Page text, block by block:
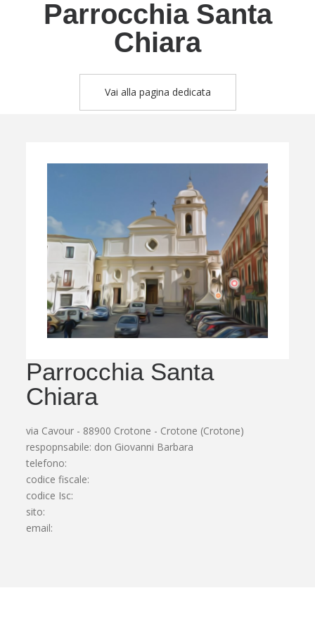
Parrocchia Santa
Chiara
Vai alla pagina dedicata
Parrocchia Santa
Chiara
via Cavour - 88900 Crotone - Crotone (Crotone)
respopnsabile: don Giovanni Barbara
telefono:
codice fiscale:
codice Isc:
sito:
email: